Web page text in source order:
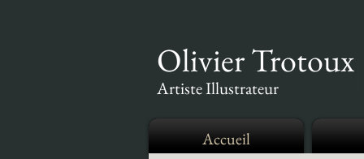
Olivier Trotoux
Artiste Illustrateur
Accueil